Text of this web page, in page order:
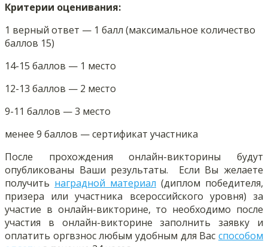
Критерии оценивания:
1 верный ответ — 1 балл (максимальное количество
баллов 15)
14-15 баллов — 1 место
12-13 баллов — 2 место
9-11 баллов — 3 место
менее 9 баллов — сертификат участника
После прохождения онлайн-викторины будут
опубликованы Ваши результаты. Если Вы желаете
получить наградной материал (диплом победителя,
призера или участника всероссийского уровня) за
участие в онлайн-викторине, то необходимо после
участия в онлайн-викторине заполнить заявку и
оплатить оргвзнос любым удобным для Вас способом